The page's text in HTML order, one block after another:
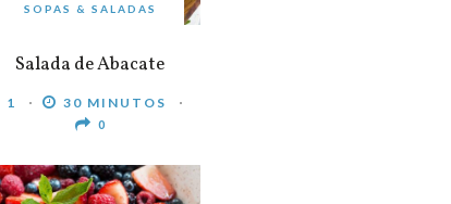
SOPAS & SALADAS
Salada de Abacate
1 30 MINUTOS
0